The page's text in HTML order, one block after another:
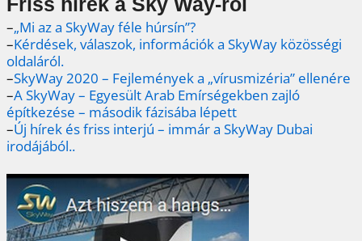
–„Mi az a SkyWay féle húrsín”?
–Kérdések, válaszok, információk a SkyWay közösségi
oldaláról.
–SkyWay 2020 – Fejlemények a „vírusmizéria” ellenére
–A SkyWay – Egyesült Arab Emírségekben zajló
építkezése – második fázisába lépett
–Új hírek és friss interjú – immár a SkyWay Dubai
irodájából..